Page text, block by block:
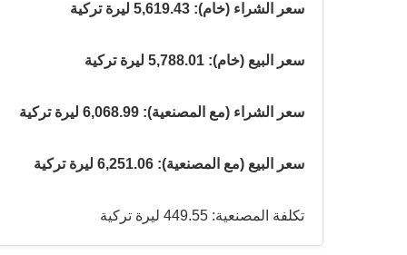
سعر الشراء (خام): 5,619.43 ليرة تركية
سعر البيع (خام): 5,788.01 ليرة تركية
سعر الشراء (مع المصنعية): 6,068.99 ليرة تركية
سعر البيع (مع المصنعية): 6,251.06 ليرة تركية
تكلفة المصنعية: 449.55 ليرة تركية